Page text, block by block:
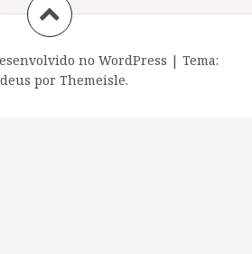
no WordPress | Tema:
por Themeisle.